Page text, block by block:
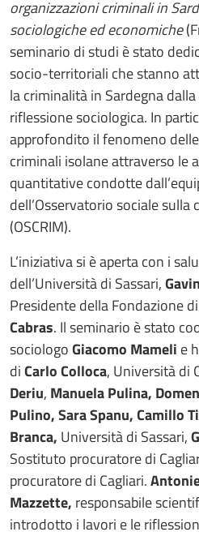
organizzazioni criminali in
sociologiche ed economiche
seminario di studi è stato
socio-territoriali che stanno
la criminalità in Sardegna
riflessione sociologica. In
approfondito il fenomeno
criminali isolane attraverso le
quantitative condotte
dell’Osservatorio sociale
(OSCRIM).
L’iniziativa si è aperta con i
dell’Università di Sassari,
Presidente della Fondazione
Cabras. Il seminario è stato
sociologoGiacomo Mameli e
diCarlo Colloca, Università di
Deriu, Manuela Pulina,
Pulino, Sara Spanu, Camillo
Branca, Università di Sassari,
Sostituto procuratore di
procuratore di Cagliari.
Mazzette, responsabile
introdotto i lavori e le